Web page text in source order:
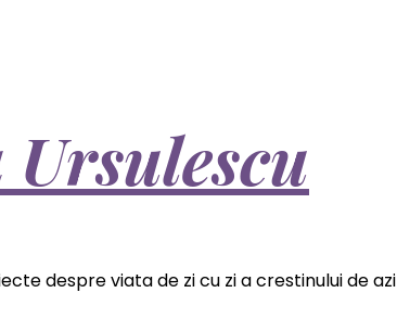
despre viata de zi cu zi a crestinului de azi